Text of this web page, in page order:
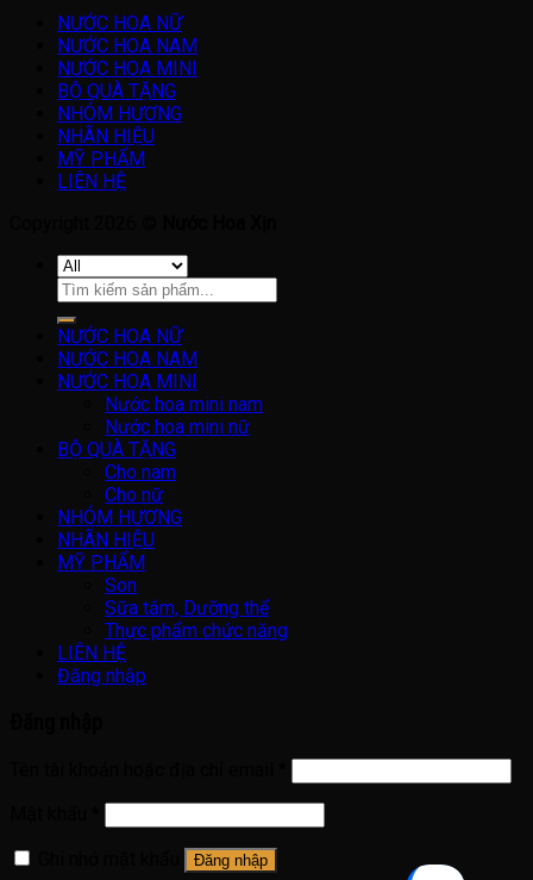
NƯỚC HOA NỮ
NƯỚC HOA NAM
NƯỚC HOA MINI
BỘ QUÀ TẶNG
NHÓM HƯƠNG
NHÃN HIỆU
MỸ PHẨM
LIÊN HỆ
Tìm
NƯỚC HOA NỮ
NƯỚC HOA NAM
NƯỚC HOA MINI
Nước hoa mini nam
Nước hoa mini nữ
BỘ QUÀ TẶNG
Cho nam
Cho nữ
NHÓM HƯƠNG
NHÃN HIỆU
MỸ PHẨM
Son
Sữa tắm, Dưỡng thể
Thực phẩm chức năng
LIÊN HỆ
Đăng nhập
Đăng nhập